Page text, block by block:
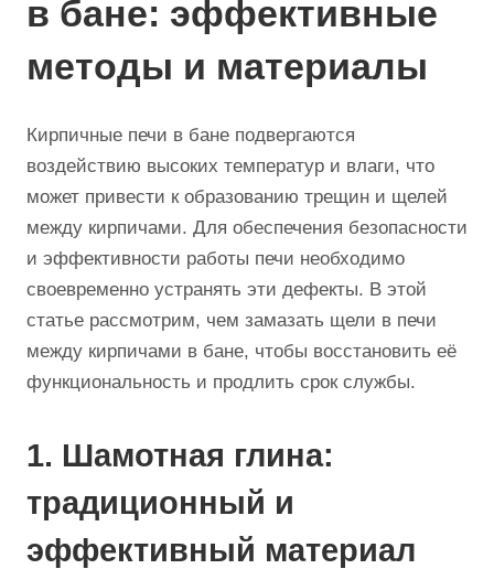
в бане: эффективные
методы и материалы
Кирпичные печи в бане подвергаются
воздействию высоких температур и влаги, что
может привести к образованию трещин и щелей
между кирпичами. Для обеспечения безопасности
и эффективности работы печи необходимо
своевременно устранять эти дефекты. В этой
статье рассмотрим, чем замазать щели в печи
между кирпичами в бане, чтобы восстановить её
функциональность и продлить срок службы.
1. Шамотная глина:
традиционный и
эффективный материал